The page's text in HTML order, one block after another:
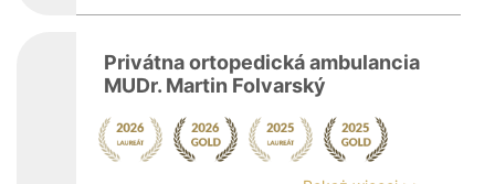
Privátna ortopedická ambulancia
MUDr. Martin Folvarský